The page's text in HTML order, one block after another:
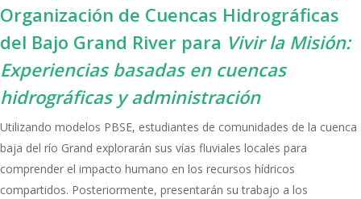
Organización de Cuencas Hidrográficas
del Bajo Grand River para Vivir la Misión:
Experiencias basadas en cuencas
hidrográficas y administración
Utilizando modelos PBSE, estudiantes de comunidades de la cuenca
baja del río Grand explorarán sus vías fluviales locales para
comprender el impacto humano en los recursos hídricos
compartidos. Posteriormente, presentarán su trabajo a los